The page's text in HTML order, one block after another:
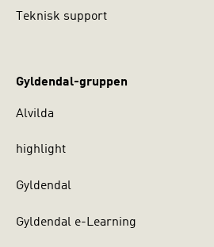
Teknisk support
Gyldendal-gruppen
Alvilda
highlight
Gyldendal
Gyldendal e-Learning